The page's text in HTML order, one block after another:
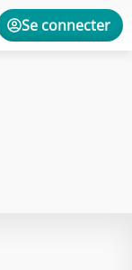
Se connecter